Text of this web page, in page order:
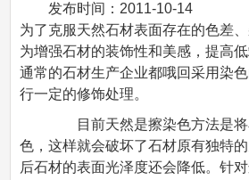
发布时间： 2011-10-14
为了克服天然石材表面存在的色差
为增强石材的装饰性和美感，提高
通常的石材生产企业都哦回采用染
行一定的修饰处理。
目前天然是擦染色方法是将
色，这样就会破坏了石材原有独特
后石材的表面光泽度还会降低。针